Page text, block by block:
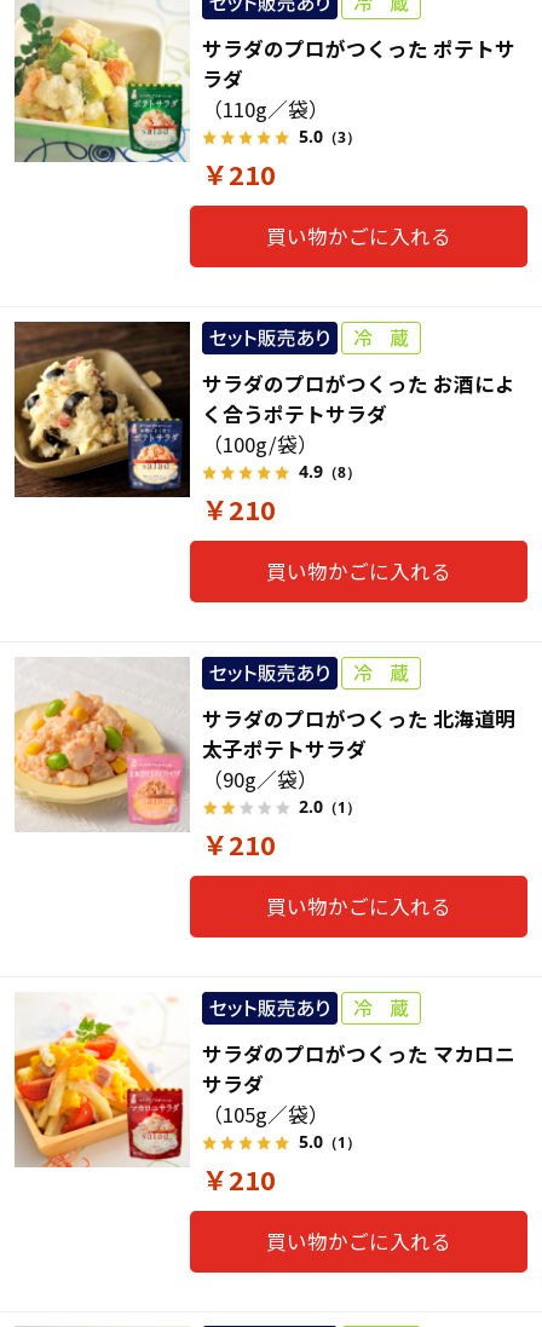
サラダのプロがつくった ポテトサ
ラダ
（110g／袋）
5.0（3）
￥210
買い物かごに入れる
サラダのプロがつくった お酒によ
く合うポテトサラダ
（100g/袋）
4.9（8）
￥210
買い物かごに入れる
サラダのプロがつくった 北海道明
太子ポテトサラダ
（90g／袋）
2.0（1）
￥210
買い物かごに入れる
サラダのプロがつくった マカロニ
サラダ
（105g／袋）
5.0（1）
￥210
買い物かごに入れる